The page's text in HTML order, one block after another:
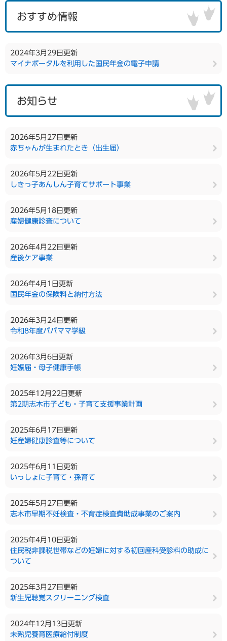
おすすめ情報
2024年3月29日更新
マイナポータルを利用した国民年金の電子申請
お知らせ
2026年5月27日更新
赤ちゃんが生まれたとき（出生届）
2026年5月22日更新
しきっ子あんしん子育てサポート事業
2026年5月18日更新
産婦健康診査について
2026年4月22日更新
産後ケア事業
2026年4月1日更新
国民年金の保険料と納付方法
2026年3月24日更新
令和8年度パパママ学級
2026年3月6日更新
妊娠届・母子健康手帳
2025年12月22日更新
第2期志木市子ども・子育て支援事業計画
2025年6月17日更新
妊産婦健康診査等について
2025年6月11日更新
いっしょに子育て・孫育て
2025年5月27日更新
志木市早期不妊検査・不育症検査費助成事業のご案内
2025年4月10日更新
住民税非課税世帯などの妊婦に対する初回産科受診料の助成に
ついて
2025年3月27日更新
新生児聴覚スクリーニング検査
2024年12月13日更新
未熟児養育医療給付制度